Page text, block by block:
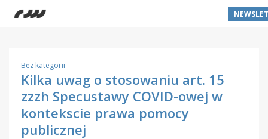
Bez kategorii
Kilka uwag o stosowaniu art. 15
zzzh Specustawy COVID-owej w
kontekscie prawa pomocy
publicznej